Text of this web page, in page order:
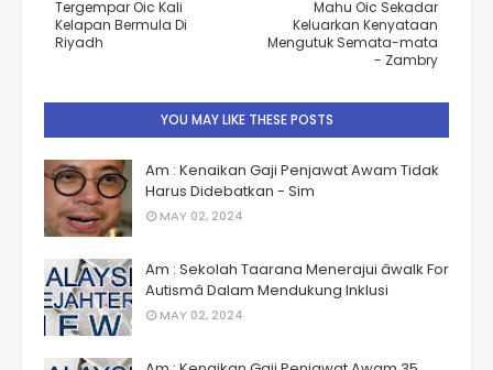
Mahu Oic Sekadar
Keluarkan Kenyataan
Mengutuk Semata-mata
- Zambry
Tergempar Oic Kali
Kelapan Bermula Di
Riyadh
YOU MAY LIKE THESE POSTS
Am : Kenaikan Gaji Penjawat Awam Tidak
Harus Didebatkan - Sim
MAY 02, 2024
Am : Sekolah Taarana Menerajui âwalk For
Autismâ Dalam Mendukung Inklusi
MAY 02, 2024